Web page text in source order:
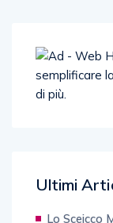
Ultimi
Lo Sceicco